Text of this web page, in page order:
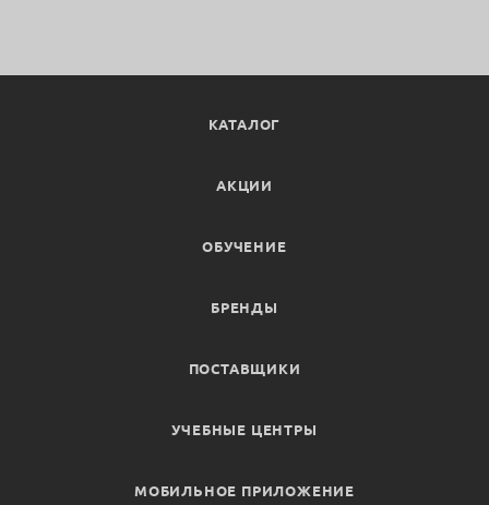
КАТАЛОГ
АКЦИИ
ОБУЧЕНИЕ
БРЕНДЫ
ПОСТАВЩИКИ
УЧЕБНЫЕ ЦЕНТРЫ
МОБИЛЬНОЕ ПРИЛОЖЕНИЕ